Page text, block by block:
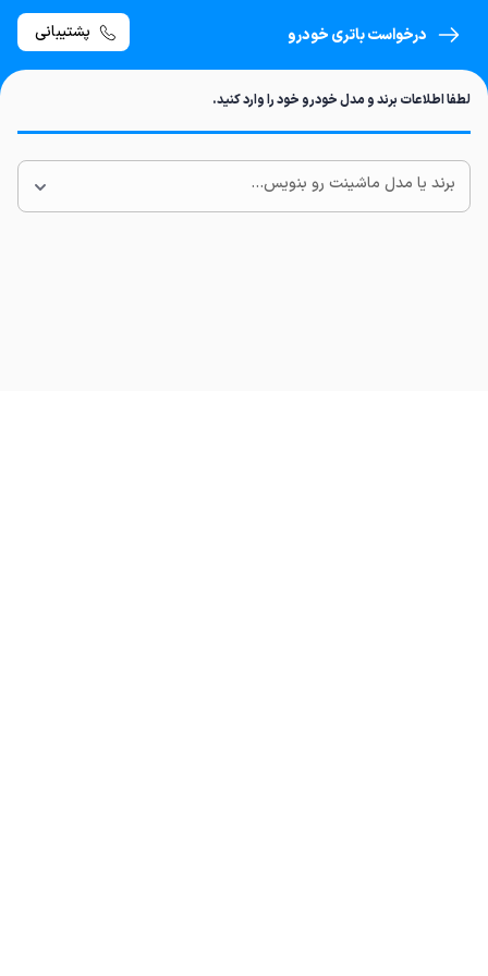
درخواست باتری خودرو پشتیبانی
لطفا اطلاعات برند و مدل خودرو خود را وارد کنید.
برند یا مدل ماشینت رو بنویس...